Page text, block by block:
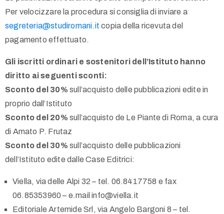
Per velocizzare la procedura si consiglia di inviare a
segreteria@studiromani.it copia della ricevuta del
pagamento effettuato.
Gli iscritti ordinari e sostenitori dell’Istituto hanno
diritto ai seguenti sconti:
Sconto del 30% sull’acquisto delle pubblicazioni edite in
proprio dall’Istituto
Sconto del 20% sull’acquisto de Le Piante di Roma, a cura
di Amato P. Frutaz
Sconto del 30% sull’acquisto delle pubblicazioni
dell’Istituto edite dalle Case Editrici:
Viella, via delle Alpi 32 – tel. 06.8417758 e fax
06.85353960 – e.mail info@viella.it
Editoriale Artemide Srl, via Angelo Bargoni 8 – tel.